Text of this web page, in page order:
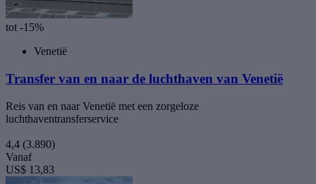
tot -15%
Venetië
Transfer van en naar de luchthaven van Venetië
Reis van en naar Venetië met een zorgeloze
luchthaventransferservice
4,4 (3.890)
Vanaf
US$ 13,83